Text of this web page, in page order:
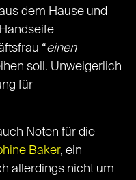
dem Hause und
“einen
soll. Unweigerlich
für
Noten für die
Baker, ein
allerdings nicht um